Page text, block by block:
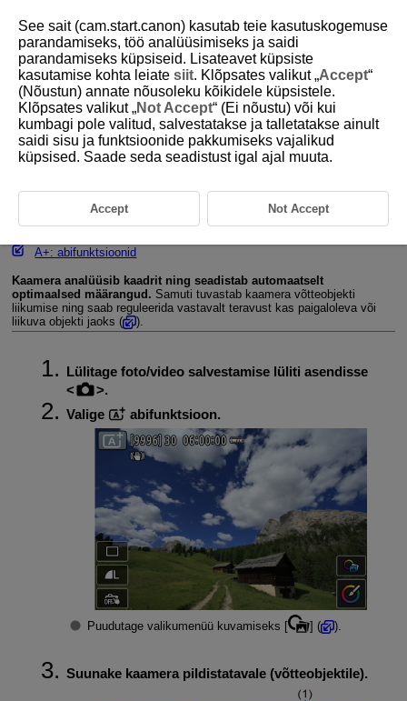
D292-028
Fotode salvestamine
Liikuvate objektide pildistamine
Stseeniikoonid
A+: abifunktsioonid
Kaamera analüüsib kaadrit ning seadistab automaatselt
optimaalsed määrangud. Samuti tuvastab kaamera võtteobjekti
liikumise ning saab reguleerida vastavalt teravust kas paigaloleva või
liikuva objekti jaoks (
).
Lülitage foto/video salvestamise lüliti asendisse
.
Valige
abifunktsioon.
Puudutage valikumenüü kuvamiseks [ ] ( ).
Suunake kaamera pildistatavale (võtteobjektile).
See sait (cam.start.canon) kasutab teie kasutuskogemuse
parandamiseks, töö analüüsimiseks ja saidi
parandamiseks küpsiseid. Lisateavet küpsiste
kasutamise kohta leiate siit. Klõpsates valikut „Accept“
(Nõustun) annate nõusoleku kõikidele küpsistele.
Klõpsates valikut „Not Accept“ (Ei nõustu) või kui
kumbagi pole valitud, salvestatakse ja talletatakse ainult
saidi sisu ja funktsioonide pakkumiseks vajalikud
küpsised. Saade seda seadistust igal ajal muuta.
Accept Not Accept